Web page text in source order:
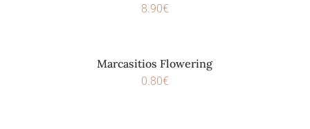
8.90€
Marcasitios Flowering
0.80€